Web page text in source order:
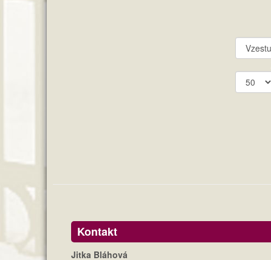
Kontakt
Jitka Bláhová